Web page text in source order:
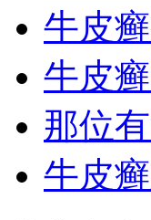
牛皮
牛皮
那位
牛皮